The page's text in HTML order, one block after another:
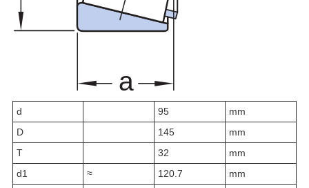
d 95
mm
D
145
mm
T
32
mm
d1 ≈ 120.7
mm